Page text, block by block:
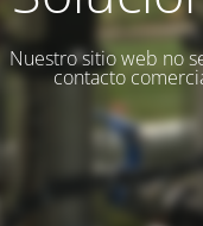
Nuestro sitio web no
contacto